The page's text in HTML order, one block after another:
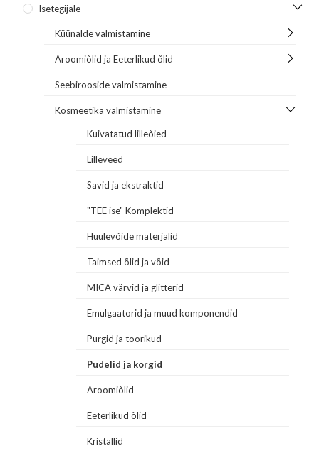
Isetegijale
Küünalde valmistamine
Aroomiõlid ja Eeterlikud õlid
Seebirooside valmistamine
Kosmeetika valmistamine
Kuivatatud lilleõied
Lilleveed
Savid ja ekstraktid
"TEE ise" Komplektid
Huulevõide materjalid
Taimsed õlid ja võid
MICA värvid ja glitterid
Emulgaatorid ja muud komponendid
Purgid ja toorikud
Pudelid ja korgid
Aroomiõlid
Eeterlikud õlid
Kristallid